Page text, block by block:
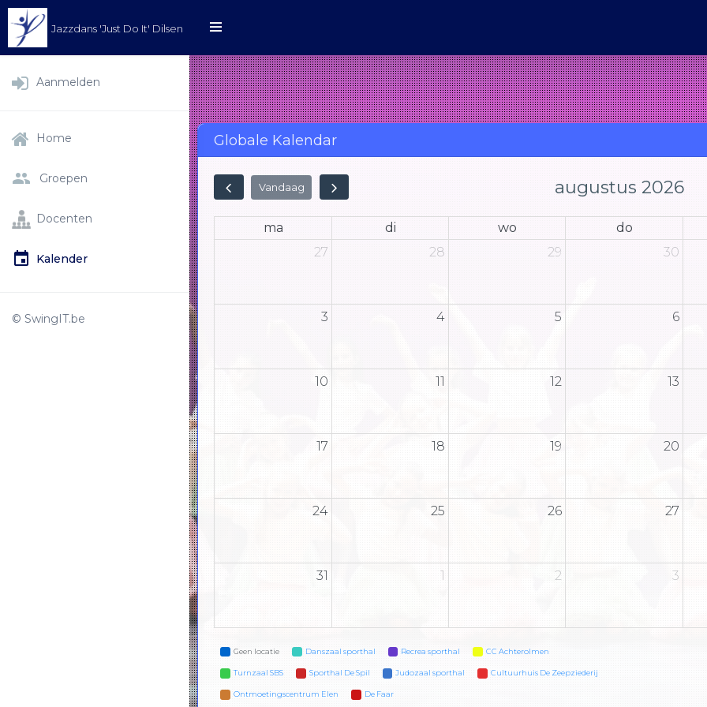
Jazzdans 'Just Do It' Dilsen
Aanmelden
Home
Groepen
Docenten
Kalender
© SwingIT.be
Globale Kalendar
Vandaag augustus 2026
ma di wo
do
27
28 29 30
3 4 5 6
10 11 12 13
17 18 19 20
24 25 26 27
31 1 2 3
Geen locatie Danszaal sporthal Recrea sporthal CC Achterolmen
Turnzaal SBS Sporthal De Spil Judozaal sporthal Cultuurhuis De Zeepziederij
Ontmoetingscentrum Elen De Faar